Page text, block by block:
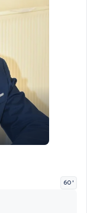
60 '